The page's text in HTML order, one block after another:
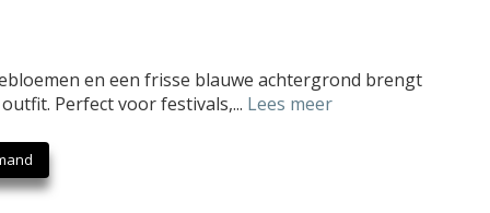
en een frisse blauwe achtergrond brengt
Perfect voor festivals,... Lees meer